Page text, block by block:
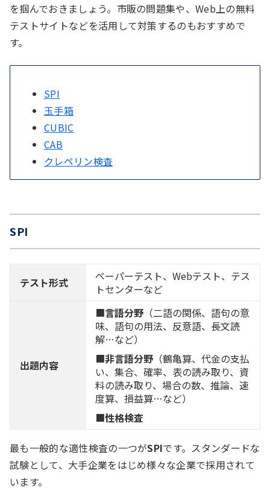
エ、その中でも手洗い・うがいは、誰でも
オ、終わったら、清潔なタオルやペーパー
タオルでよく拭き取るのも忘れないように
したい。
空欄補充
ら選ぶ。
文中の（ ）の中に入る適切な表現は、次のう
感染症対策には、日頃からの対策が有効的だ。
その中でも手洗い・うがいは、（ ）対策法
ア、誰にでもできる
イ、高コストな
ウ、効果がそれほど高くない
エ、ごく限られた人にのみ許された
オ、最近になって発見された
表やグラフ、文章などの資料から情報を読み取り、
問題文に合致した内容を選択肢から選ぶ問題。
例）ある航空会社では、搭乗日までの日数によ
料と内容が一致するものは、選択肢ア・イ・ウ
のどれか？
ア：A航空で出発14日前にキャンセルした
場合、キャンセル料は運賃の30%である。
イ：B航空で出発3日前にキャンセルした
場合、キャンセル料は運賃の60%である。
ウ：A航空で割引プランを予約し、出発22
日前にキャンセルした場合、キャンセル料
は無料である。
を掴んでおきましょう。市販の問題集や、Web上の無料
テストサイトなどを活用して対策するのもおすすめで
す。
SPI
玉手箱
CUBIC
CAB
クレペリン検査
SPI
テスト形式
ペーパーテスト、Webテスト、テス
トセンターなど
出題内容
■言語分野 （二語の関係、語句の意
味、語句の用法、反意語、長文読
解…など）
■非言語分野 （鶴亀算、代金の支払
い、集合、確率、表の読み取り、資
料の読み取り、場合の数、推論、速
度算、損益算…など）
■性格検査
最も一般的な適性検査の一つがSPIです。スタンダードな
試験として、大手企業をはじめ様々な企業で採用されて
います。